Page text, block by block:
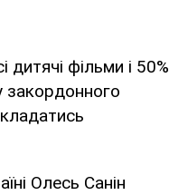
дитячі фільми і 50%
закордонного
Олесь Санін